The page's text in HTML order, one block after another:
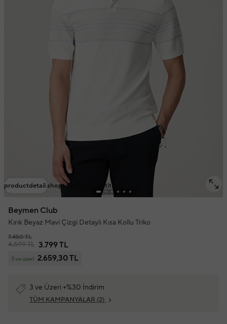
productdetail.shoptolook.mobile.title
Beymen Club
Kırık Beyaz Mavi Çizgi Detaylı Kısa Kollu Triko
7.450 TL
4.599 TL 3.799 TL
3 ve üzeri 2.659,30 TL
3 ve Üzeri +%30 İndirim
TÜM KAMPANYALAR (2)